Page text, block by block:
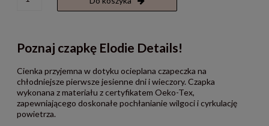
Poznaj czapkę Elodie Details!
Cienka przyjemna w dotyku ocieplana czapeczka na
chłodniejsze pierwsze jesienne dni i wieczory. Czapka
wykonana z materiału z certyfikatem Oeko-Tex,
zapewniającego doskonałe pochłanianie wilgoci i cyrkulację
powietrza.